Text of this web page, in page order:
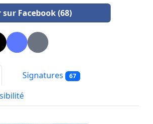
Facebook (68)
Signatures 67